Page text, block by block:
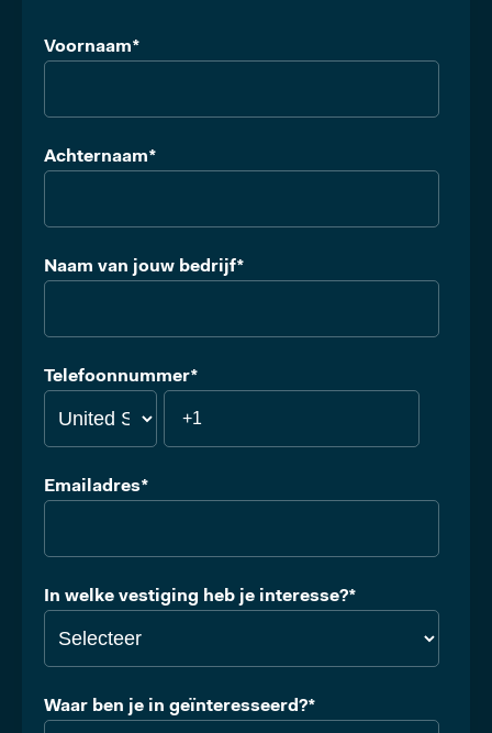
Voornaam*
Achternaam*
Naam van jouw bedrijf*
Telefoonnummer*
Emailadres*
In welke vestiging heb je interesse?*
Waar ben je in geïnteresseerd?*